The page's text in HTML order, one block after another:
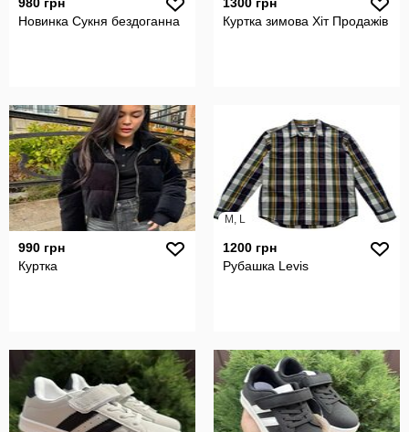
Новинка Сукня бездоганна
Куртка зимова Хіт Продажів
990 грн
Куртка
M, L
1200 грн
Рубашка Levis